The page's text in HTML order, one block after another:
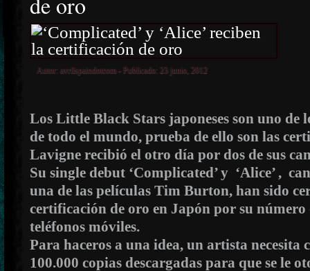
Autor: avrilspaindotcom- Publicado: 23 junio, 2012
Los Little Black Stars japoneses son uno de
de todo el mundo, prueba de ello son las
Lavigne recibió el otro día por dos de sus
Su single debut ‘Complicated’ y ‘Alice’ ,
una de las películas Tim Burton, han sido
certificación de oro en Japón por su número
teléfonos móviles.
Para haceros a una idea, un artista necesita
100.000 copias descargadas para que se le